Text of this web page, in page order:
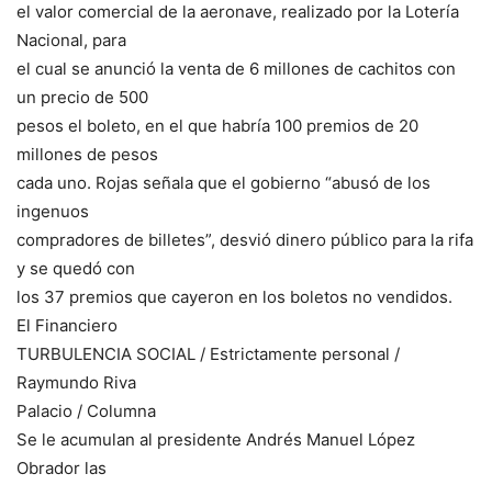
el valor comercial de la aeronave, realizado por la Lotería
Nacional, para
el cual se anunció la venta de 6 millones de cachitos con
un precio de 500
pesos el boleto, en el que habría 100 premios de 20
millones de pesos
cada uno. Rojas señala que el gobierno “abusó de los
ingenuos
compradores de billetes”, desvió dinero público para la rifa
y se quedó con
los 37 premios que cayeron en los boletos no vendidos.
El Financiero
TURBULENCIA SOCIAL / Estrictamente personal /
Raymundo Riva
Palacio / Columna
Se le acumulan al presidente Andrés Manuel López
Obrador las